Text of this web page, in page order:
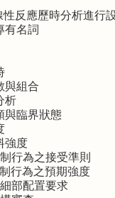
性反應歷時分析進行
有名詞
與組合
析
與臨界狀態
強度
行為之接受準則
行為之預期強度
部配置要求